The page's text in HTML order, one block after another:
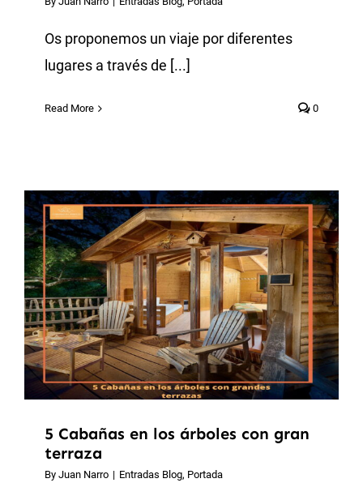
Os proponemos un viaje por diferentes
lugares a través de [...]
Read More 0
5 Cabañas en los árboles con gran
terraza
By Juan Narro | Entradas Blog, Portada